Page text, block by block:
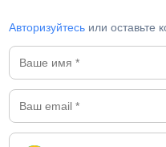
Авторизуйтесь или оставьте